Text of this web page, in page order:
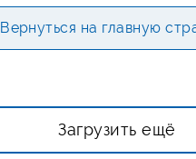
Вернуться на главную
Загрузить ещё